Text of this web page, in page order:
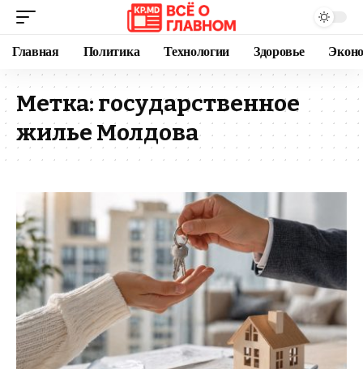
Главная Политика Технологии Здоровье
Метка: государственное
жилье Молдова